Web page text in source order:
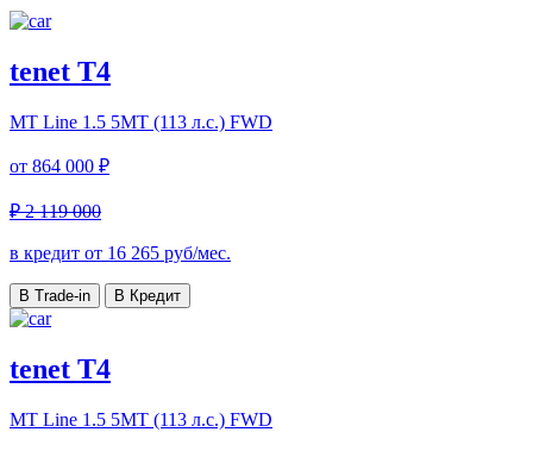
tenet T4
MT Line 1.5 5MT (113 л.с.) FWD
от 864 000 ₽
₽ 2 119 000
в кредит от 16 265 руб/мес.
В Trade-in В Кредит
tenet T4
MT Line 1.5 5MT (113 л.с.) FWD